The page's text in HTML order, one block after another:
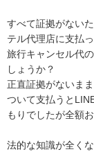
すべて証拠がない
テル代理店に支払
旅行キャンセル代
しょうか？
正直証拠がないま
ついて支払うと
もりでしたが全額
法的な知識が全く